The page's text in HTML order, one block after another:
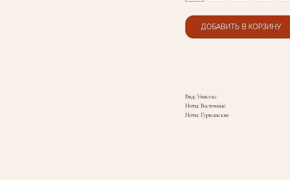
ДОБАВИТЬ В КОРЗИНУ
Вид: Унисекс
Ноты: Восточные
Ноты: Гурманские